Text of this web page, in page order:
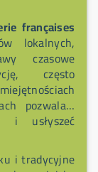
françaises
lokalnych,
czasowe
często
pozwalają
i usłyszeć
i tradycyjne